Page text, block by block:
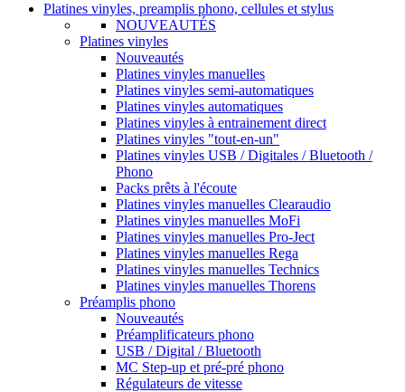
Platines vinyles, preamplis phono, cellules et stylus
NOUVEAUTÉS
Platines vinyles
Nouveautés
Platines vinyles manuelles
Platines vinyles semi-automatiques
Platines vinyles automatiques
Platines vinyles à entrainement direct
Platines vinyles "tout-en-un"
Platines vinyles USB / Digitales / Bluetooth /
Phono
Packs prêts à l'écoute
Platines vinyles manuelles Clearaudio
Platines vinyles manuelles MoFi
Platines vinyles manuelles Pro-Ject
Platines vinyles manuelles Rega
Platines vinyles manuelles Technics
Platines vinyles manuelles Thorens
Préamplis phono
Nouveautés
Préamplificateurs phono
USB / Digital / Bluetooth
MC Step-up et pré-pré phono
Régulateurs de vitesse